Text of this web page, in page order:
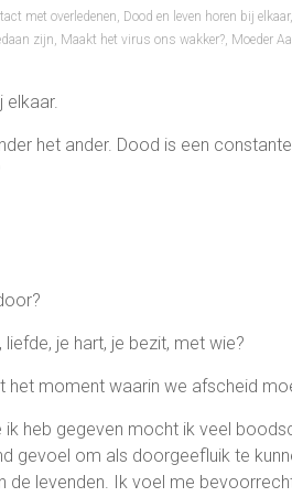
met overledenen, Dood en leven horen bij elkaar,
zijn, Maakt het virus ons wakker?, Moeder
elkaar.
het ander. Dood is een
je hart, je bezit, met wie?
moment waarin we afscheid
ik heb gegeven mocht ik veel
gevoel om als doorgeefluik te
de levenden. Ik voel me